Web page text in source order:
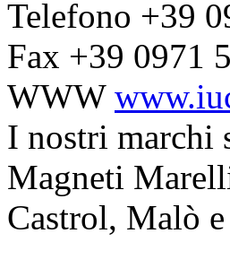
Telefono +39
Fax +39 0971
WWW
I nostri marchi
Magneti
Castrol, Malò